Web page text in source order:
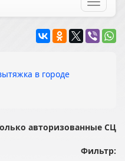
в городе
авторизованные СЦ
Фильтр: